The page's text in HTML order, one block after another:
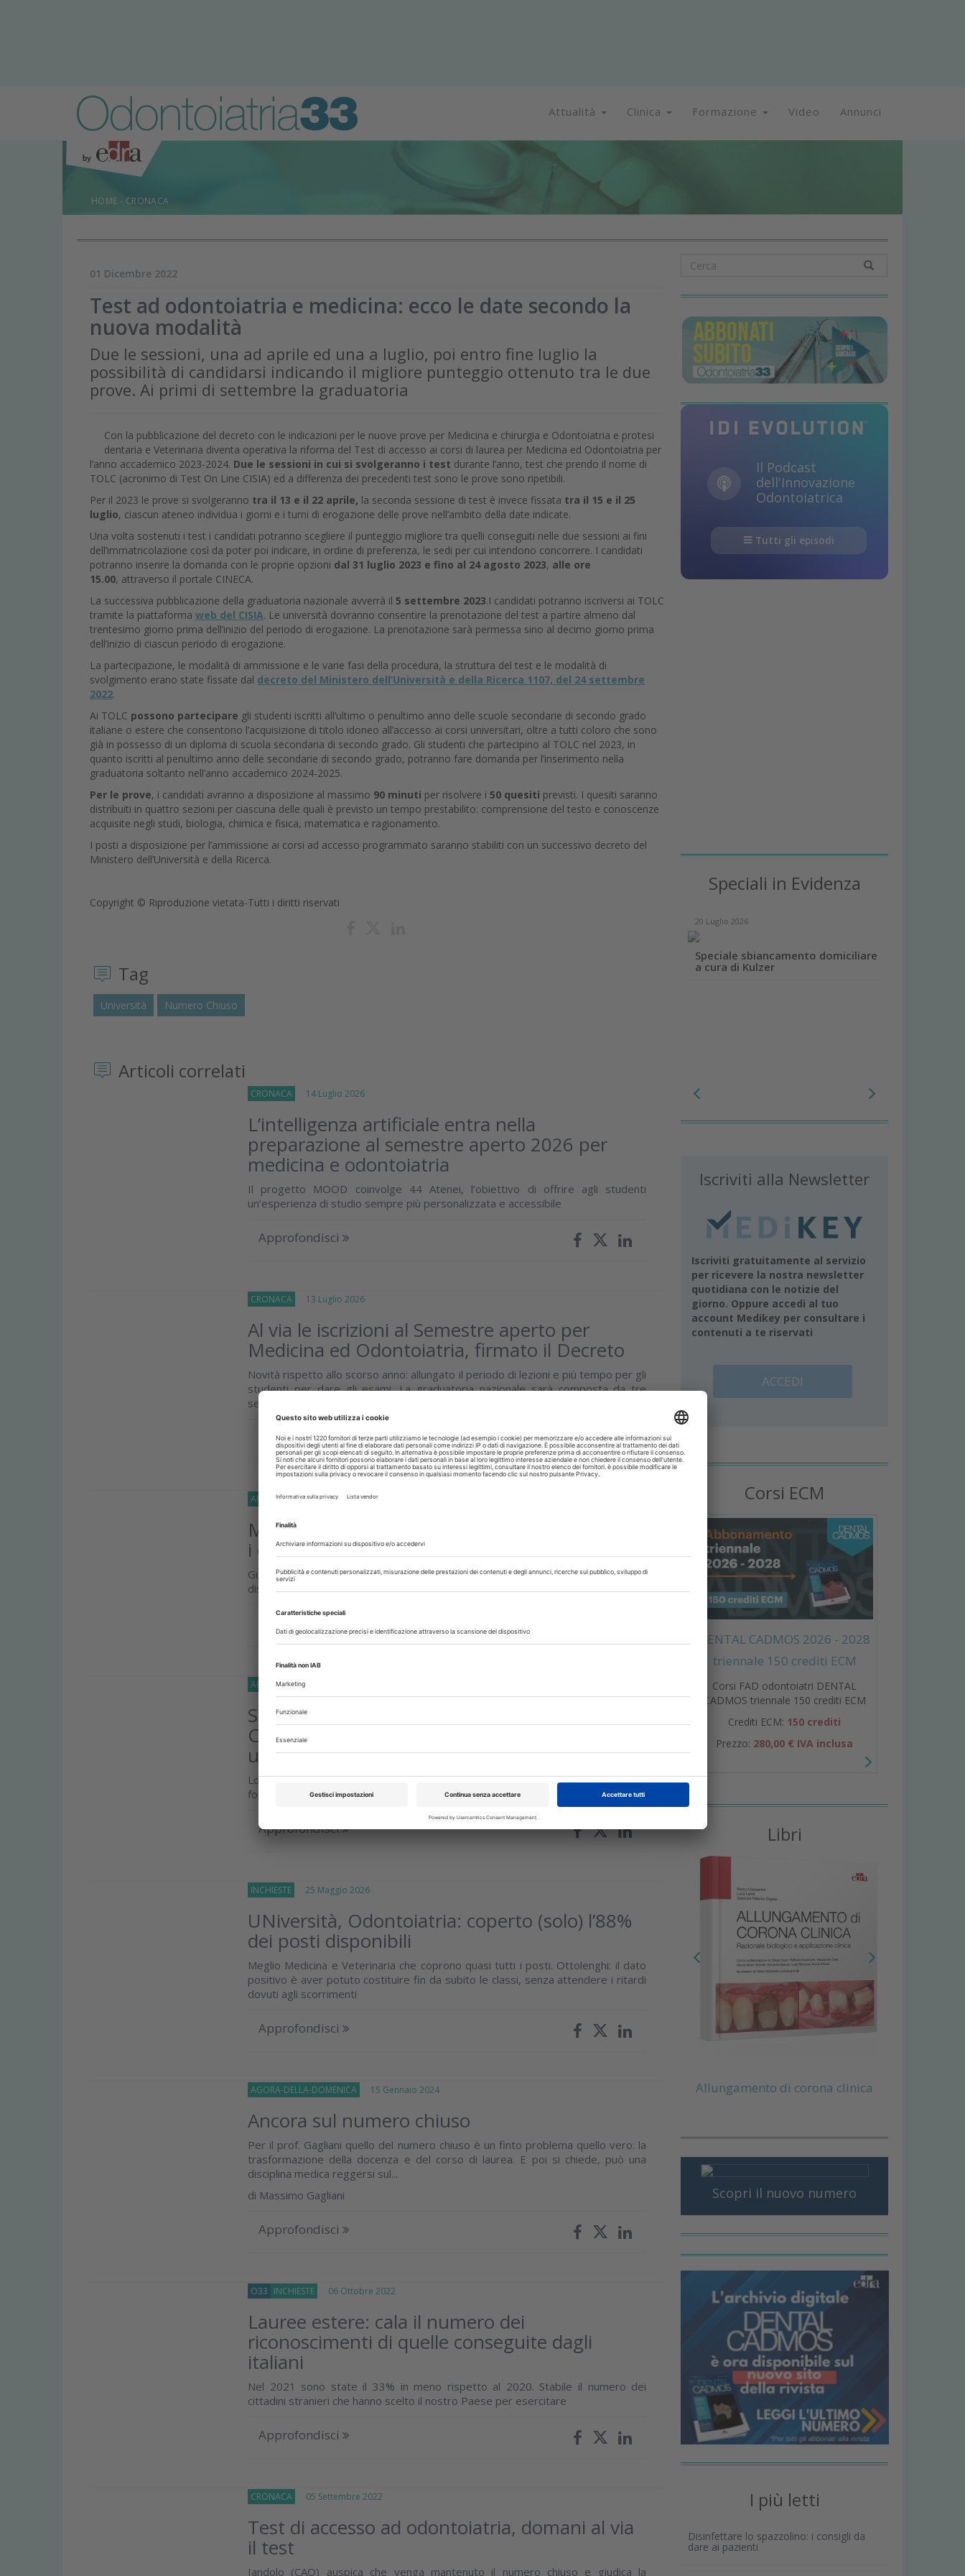
Attualità Clinica Formazione Video Annunci
HOME - CRONACA
01 Dicembre 2022
Test ad odontoiatria e medicina: ecco le date secondo la
nuova modalità
Due le sessioni, una ad aprile ed una a luglio, poi entro fine luglio la
possibilità di candidarsi indicando il migliore punteggio ottenuto tra le due
prove. Ai primi di settembre la graduatoria
Con la pubblicazione del decreto con le indicazioni per le nuove prove per Medicina e chirurgia e Odontoiatria e protesi
dentaria e Veterinaria diventa operativa la riforma del Test di accesso ai corsi di laurea per Medicina ed Odontoiatria per
l’anno accademico 2023-2024. Due le sessioni in cui si svolgeranno i test durante l’anno, test che prendo il nome di
TOLC (acronimo di Test On Line CISIA) ed a differenza dei precedenti test sono le prove sono ripetibili.
Per il 2023 le prove si svolgeranno tra il 13 e il 22 aprile, la seconda sessione di test è invece fissata tra il 15 e il 25
luglio, ciascun ateneo individua i giorni e i turni di erogazione delle prove nell’ambito della date indicate.
Una volta sostenuti i test i candidati potranno scegliere il punteggio migliore tra quelli conseguiti nelle due sessioni ai fini
dell’immatricolazione così da poter poi indicare, in ordine di preferenza, le sedi per cui intendono concorrere. I candidati
potranno inserire la domanda con le proprie opzioni dal 31 luglio 2023 e fino al 24 agosto 2023, alle ore
15.00, attraverso il portale CINECA.
La successiva pubblicazione della graduatoria nazionale avverrà il 5 settembre 2023.I candidati potranno iscriversi ai TOLC
tramite la piattaforma web del CISIA. Le università dovranno consentire la prenotazione del test a partire almeno dal
trentesimo giorno prima dell’inizio del periodo di erogazione. La prenotazione sarà permessa sino al decimo giorno prima
dell’inizio di ciascun periodo di erogazione.
La partecipazione, le modalità di ammissione e le varie fasi della procedura, la struttura del test e le modalità di
svolgimento erano state fissate dal decreto del Ministero dell’Università e della Ricerca 1107, del 24 settembre
2022.
Ai TOLC possono partecipare gli studenti iscritti all’ultimo o penultimo anno delle scuole secondarie di secondo grado
italiane o estere che consentono l’acquisizione di titolo idoneo all’accesso ai corsi universitari, oltre a tutti coloro che sono
già in possesso di un diploma di scuola secondaria di secondo grado. Gli studenti che partecipino al TOLC nel 2023, in
quanto iscritti al penultimo anno delle secondarie di secondo grado, potranno fare domanda per l’inserimento nella
graduatoria soltanto nell’anno accademico 2024-2025.
Per le prove, i candidati avranno a disposizione al massimo 90 minuti per risolvere i 50 quesiti previsti. I quesiti saranno
distribuiti in quattro sezioni per ciascuna delle quali è previsto un tempo prestabilito: comprensione del testo e conoscenze
acquisite negli studi, biologia, chimica e fisica, matematica e ragionamento.
I posti a disposizione per l’ammissione ai corsi ad accesso programmato saranno stabiliti con un successivo decreto del
Ministero dell’Università e della Ricerca.
Copyright © Riproduzione vietata-Tutti i diritti riservati
Tag
Università Numero Chiuso
Articoli correlati
CRONACA 14 Luglio 2026
L’intelligenza artificiale entra nella
preparazione al semestre aperto 2026 per
medicina e odontoiatria
Il progetto MOOD coinvolge 44 Atenei, l’obiettivo di offrire agli studenti
un’esperienza di studio sempre più personalizzata e accessibile
Approfondisci
CRONACA 13 Luglio 2026
Al via le iscrizioni al Semestre aperto per
Medicina ed Odontoiatria, firmato il Decreto
Novità rispetto allo scorso anno: allungato il periodo di lezioni e più tempo per gli
studenti per dare gli esami. La graduatoria nazionale sarà composta da tre
sezioni in base agli esiti degli...
Approfondisci
APPROFONDIMENTI 09 Luglio 2026
Medicina estetica, per SIMEO serve certificare
i docenti
Guida: la medicina estetica non può più permettersi percorsi formativi
disomogenei, la sicurezza del paziente nasce dalla formazione
APPROFONDIMENTI
Scuole di specializzazione odontoiatriche, il
Collegio dei Docenti chiede un intervento
urgente
Lo Muzio: subito il Decreto per la distribuzione dei posti, a rischio non solo la
formazione degli specializzandi ma l’assistenza fornita ai cittadini
Approfondisci
INCHIESTE 25 Maggio 2026
UNiversità, Odontoiatria: coperto (solo) l’88%
dei posti disponibili
Meglio Medicina e Veterinaria che coprono quasi tutti i posti. Ottolenghi: il dato
positivo è aver potuto costituire fin da subito le classi, senza attendere i ritardi
dovuti agli scorrimenti
Approfondisci
AGORA-DELLA-DOMENICA 15 Gennaio 2024
Ancora sul numero chiuso
Per il prof. Gagliani quello del numero chiuso è un finto problema quello vero: la
trasformazione della docenza e del corso di laurea. E poi si chiede, può una
disciplina medica reggersi sul...
di Massimo Gagliani
Approfondisci
O33 INCHIESTE 06 Ottobre 2022
Lauree estere: cala il numero dei
riconoscimenti di quelle conseguite dagli
italiani
Nel 2021 sono state il 33% in meno rispetto al 2020. Stabile il numero dei
cittadini stranieri che hanno scelto il nostro Paese per esercitare
Approfondisci
CRONACA 05 Settembre 2022
Test di accesso ad odontoiatria, domani al via
il test
Iandolo (CAO) auspica che venga mantenuto il numero chiuso e giudica la
Il Podcast
dell'Innovazione
Odontoiatrica
Tutti gli episodi
Speciali in Evidenza
20 Luglio 2026
Speciale sbiancamento domiciliare
a cura di Kulzer
Iscriviti alla Newsletter
Iscriviti gratuitamente al servizio
per ricevere la nostra newsletter
quotidiana con le notizie del
giorno. Oppure accedi al tuo
account Medikey per consultare i
contenuti a te riservati
ACCEDI
Corsi ECM
DENTAL CADMOS 2026 - 2028
triennale 150 crediti ECM
Corsi FAD odontoiatri DENTAL
CADMOS triennale 150 crediti ECM
Crediti ECM: 150 crediti
Prezzo: 280,00 € IVA inclusa
Libri
Allungamento di corona clinica
Scopri il nuovo numero
I più letti
Disinfettare lo spazzolino: i consigli da
dare ai pazienti